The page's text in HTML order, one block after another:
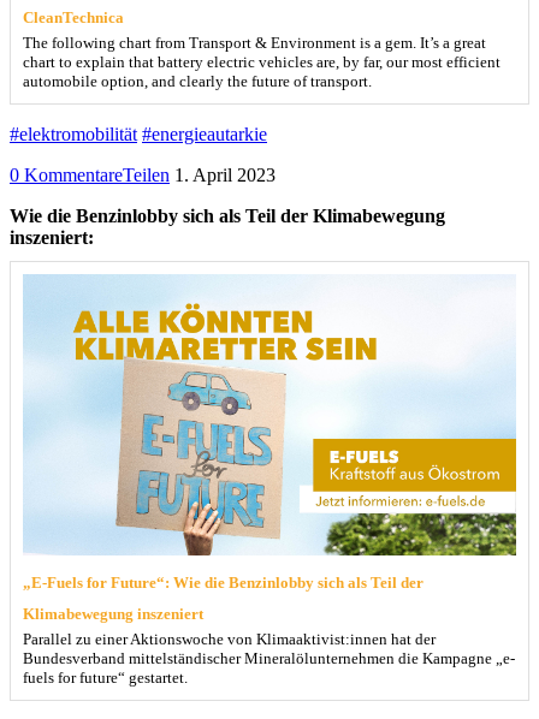
CleanTechnica
The following chart from Transport & Environment is a gem. It’s a great
chart to explain that battery electric vehicles are, by far, our most efficient
automobile option, and clearly the future of transport.
#elektromobilität #energieautarkie
0 KommentareTeilen 1. April 2023
Wie die Benzinlobby sich als Teil der Klimabewegung
inszeniert:
„E-Fuels for Future“: Wie die Benzinlobby sich als Teil der
Klimabewegung inszeniert
Parallel zu einer Aktionswoche von Klimaaktivist:innen hat der
Bundesverband mittelständischer Mineralölunternehmen die Kampagne „e-
fuels for future“ gestartet.